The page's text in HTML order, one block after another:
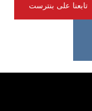
تابعنا على بنترست